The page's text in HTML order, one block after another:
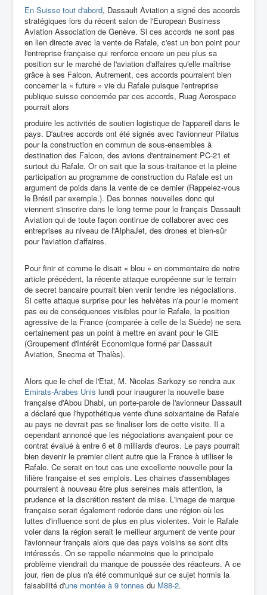
En Suisse tout d'abord, Dassault Aviation a signé des accords
stratégiques lors du récent salon de l'European Business
Aviation Association de Genève. Si ces accords ne sont pas
en lien directe avec la vente de Rafale, c'est un bon point pour
l'entreprise française qui renforce encore un peu plus sa
position sur le marché de l'aviation d'affaires qu'elle maîtrise
grâce à ses Falcon. Autrement, ces accords pourraient bien
concerner la « future » vie du Rafale puisque l'entreprise
publique suisse concernée par ces accords, Ruag Aerospace
pourrait alors
produire les activités de soutien logistique de l'appareil dans le
pays. D'autres accords ont été signés avec l'avionneur Pilatus
pour la construction en commun de sous-ensembles à
destination des Falcon, des avions d'entrainement PC-21 et
surtout du Rafale. Or on sait que la sous-traitance et la pleine
participation au programme de construction du Rafale est un
argument de poids dans la vente de ce dernier (Rappelez-vous
le Brésil par exemple.). Des bonnes nouvelles donc qui
viennent s'inscrire dans le long terme pour le français Dassault
Aviation qui de toute façon continue de collaborer avec ces
entreprises au niveau de l'AlphaJet, des drones et bien-sûr
pour l'aviation d'affaires.
Pour finir et comme le disait « blou » en commentaire de notre
article précédent, la récente attaque européenne sur le terrain
de secret bancaire pourrait bien venir tendre les négociations.
Si cette attaque surprise pour les helvètes n'a pour le moment
pas eu de conséquences visibles pour le Rafale, la position
agressive de la France (comparée à celle de la Suède) ne sera
certainement pas un point à mettre en avant pour le GIE
(Groupement d'Intérêt Economique formé par Dassault
Aviation, Snecma et Thalès).
Alors que le chef de l'Etat, M. Nicolas Sarkozy se rendra aux
Emirats-Arabes Unis lundi pour inaugurer la nouvelle base
française d'Abou Dhabi, un porte-parole de l'avionneur Dassault
a déclaré que l'hypothétique vente d'une soixantaine de Rafale
au pays ne devrait pas se finaliser lors de cette visite. Il a
cependant annoncé que les négociations avançaient pour ce
contrat évalué à entre 6 et 8 milliards d'euros. Le pays pourrait
bien devenir le premier client autre que la France à utiliser le
Rafale. Ce serait en tout cas une excellente nouvelle pour la
filière française et ses emplois. Les chaines d'assemblages
pourraient à nouveau être plus sereines mais attention, la
prudence et la discrétion restent de mise. L'image de marque
française serait également redorée dans une région où les
luttes d'influence sont de plus en plus violentes. Voir le Rafale
voler dans la région serait le meilleur argument de vente pour
l'avionneur français alors que des pays voisins se sont dits
intéressés. On se rappelle néanmoins que le principale
problème viendrait du manque de poussée des réacteurs. A ce
jour, rien de plus n'a été communiqué sur ce sujet hormis la
faisabilité d'une montée à 9 tonnes du M88-2.